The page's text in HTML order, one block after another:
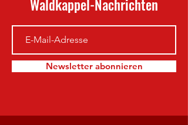
Waldkappel-Nachrichten
Newsletter abonnieren